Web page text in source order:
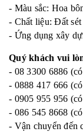
- Màu sắc: Hoa
- Chất liệu: Đất sét
- Ứng dụng xây
Quý khách vui
- 08 3300 6886
- 0888 417 666
- 0905 955 956
- 086 545 8668
- Vận chuyển đến